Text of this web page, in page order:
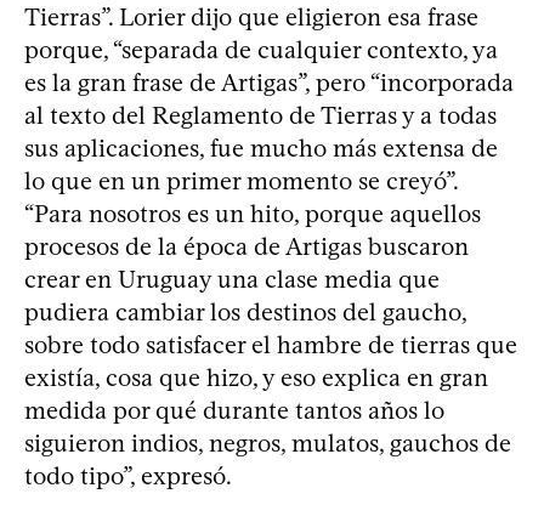
Tierras”. Lorier dijo que eligieron esa frase
porque, “separada de cualquier contexto, ya
es la gran frase de Artigas”, pero “incorporada
al texto del Reglamento de Tierras y a todas
sus aplicaciones, fue mucho más extensa de
lo que en un primer momento se creyó”.
“Para nosotros es un hito, porque aquellos
procesos de la época de Artigas buscaron
crear en Uruguay una clase media que
pudiera cambiar los destinos del gaucho,
sobre todo satisfacer el hambre de tierras que
existía, cosa que hizo, y eso explica en gran
medida por qué durante tantos años lo
siguieron indios, negros, mulatos, gauchos de
todo tipo”, expresó.